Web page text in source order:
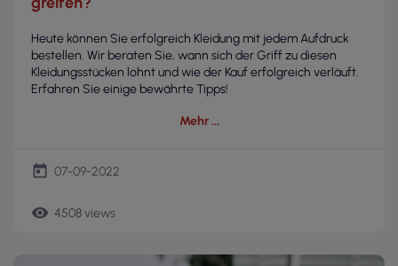
Heute können Sie erfolgreich Kleidung mit jedem Aufdruck
bestellen. Wir beraten Sie, wann sich der Griff zu diesen
Kleidungsstücken lohnt und wie der Kauf erfolgreich verläuft.
Erfahren Sie einige bewährte Tipps!
Mehr
today 07-09-2022
remove_red_eye 4508 views